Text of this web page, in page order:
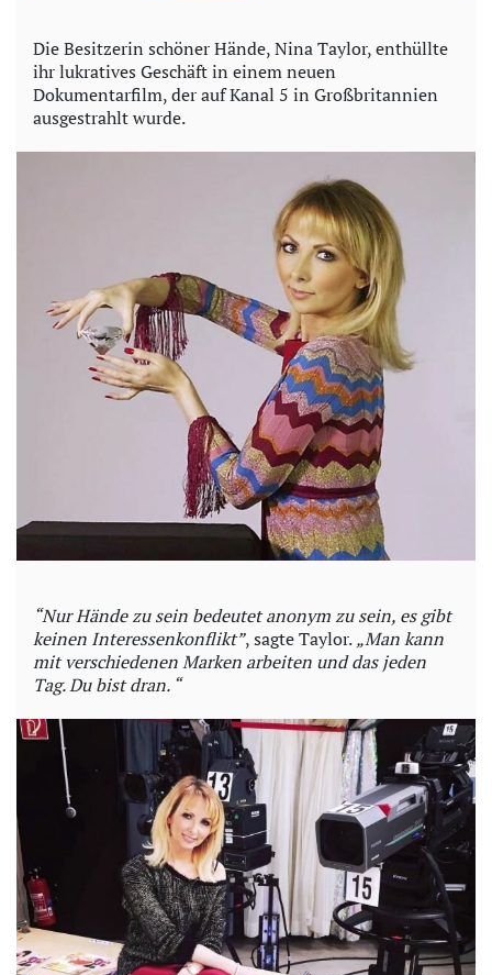
Die Besitzerin schöner Hände, Nina Taylor, enthüllte
ihr lukratives Geschäft in einem neuen
Dokumentarfilm, der auf Kanal 5 in Großbritannien
ausgestrahlt wurde.
“Nur Hände zu sein bedeutet anonym zu sein, es gibt
keinen Interessenkonflikt”, sagte Taylor.„Man kann
mit verschiedenen Marken arbeiten und das jeden
Tag. Du bist dran. “